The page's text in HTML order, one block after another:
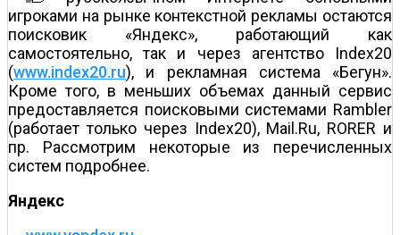
игроками на рынке контекстной рекламы остаются
поисковик «Яндекс», работающий как
самостоятельно, так и через агентство Index20
(www.index20.ru), и рекламная система «Бегун».
Кроме того, в меньших объемах данный сервис
предоставляется поисковыми системами Rambler
(работает только через Index20), Mail.Ru, RORER и
пр. Рассмотрим некоторые из перечисленных
систем подробнее.
Яндекс